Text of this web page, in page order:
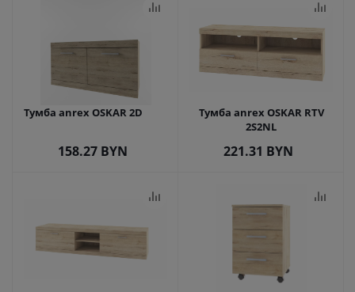
Тумба anrex OSKAR 2D
158.27 BYN
Тумба anrex OSKAR RTV
2S2NL
221.31 BYN